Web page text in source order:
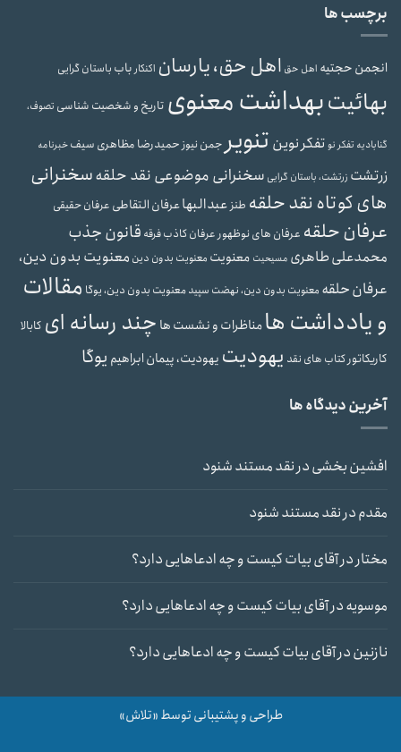
برچسب ها
انجمن حجتیه اهل حق اهل حق، یارسان اکنکارباب باستان گرایی
بهائیتبهداشت معنوی تاریخ و شخصیت شناسی تصوف،
گنابادیه تفکر نوتفکر نوین تنویرجمن نیوزحمیدرضا مظاهری سیفخبرنامه
زرتشت زرتشت، باستان گرایی سخنرانی موضوعی نقد حلقهسخنرانی
های کوتاه نقد حلقه طنزعبدالبهاعرفان التقاطی عرفان حقیقی
عرفان حلقه عرفان های نوظهورعرفان کاذبفرقه قانون جذب
محمدعلی طاهری مسیحیت معنویت معنویت بدون دین معنویت بدون دین،
عرفان حلقه معنویت بدون دین، نهضت سپیدمعنویت بدون دین، یوگا مقالات
و یادداشت هامناظرات و نشست ها چند رسانه ای کابالا
کاریکاتورکتاب های نقد یهودیت یهودیت، پیمان ابراهیم یوگا
آخرین دیدگاه ها
افشین بخشیدرنقد مستند شنود
مقدمدرنقد مستند شنود
مختاردرآقای بیات کیست و چه ادعاهایی دارد؟
موسویهدرآقای بیات کیست و چه ادعاهایی دارد؟
نازنیندرآقای بیات کیست و چه ادعاهایی دارد؟
طراحی و پشتیبانی توسط «تلاش»